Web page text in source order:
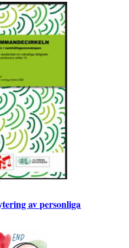
av personliga